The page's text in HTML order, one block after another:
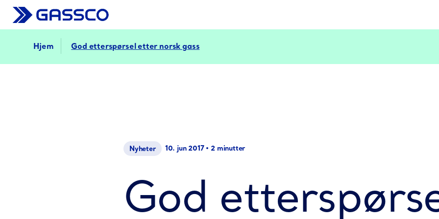
Hjem God etterspørsel etter norsk gass
Nyheter 10. jun 2017 • 2 minutter
God